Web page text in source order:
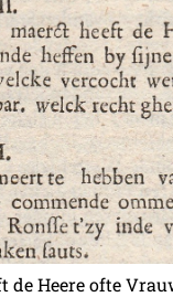
Heere ofte